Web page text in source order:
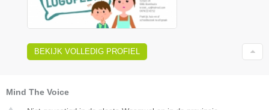
BEKIJK VOLLEDIG PROFIEL
Mind The Voice